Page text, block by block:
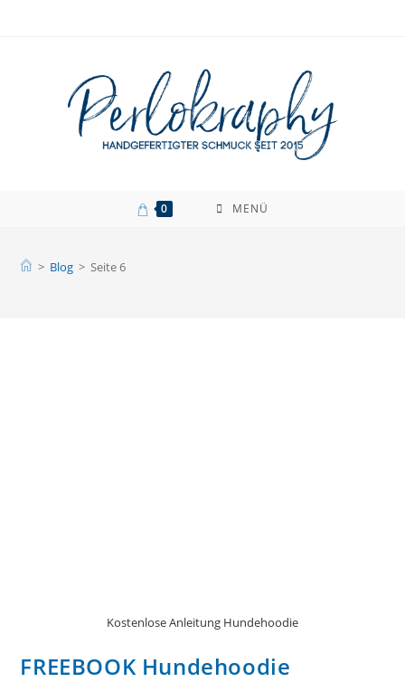
0 MENÜ
> Blog > Seite 6
Kostenlose Anleitung Hundehoodie
FREEBOOK Hundehoodie